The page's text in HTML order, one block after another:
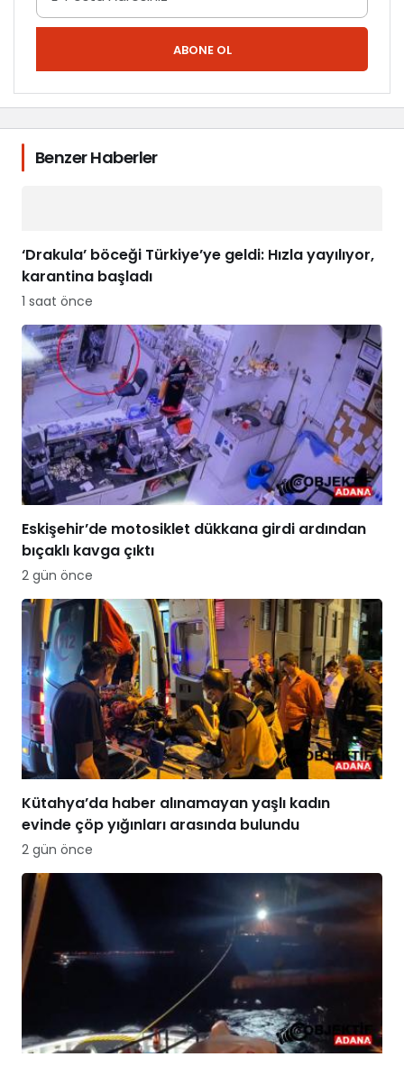
ABONE OL
Benzer Haberler
‘Drakula’ böceği Türkiye’ye geldi: Hızla yayılıyor,
karantina başladı
1 saat önce
Eskişehir’de motosiklet dükkana girdi ardından
bıçaklı kavga çıktı
2 gün önce
Kütahya’da haber alınamayan yaşlı kadın
evinde çöp yığınları arasında bulundu
2 gün önce